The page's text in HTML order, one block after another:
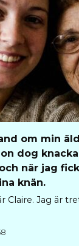
om min
dog
när jag
knän.
Claire. Jag är